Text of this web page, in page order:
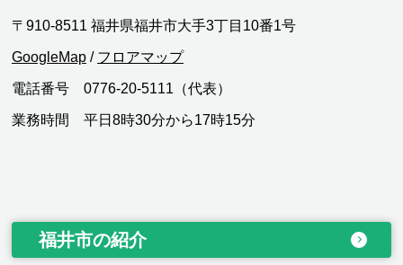
〒910-8511 福井県福井市大手3丁目10番1号
GoogleMap / フロアマップ
電話番号 0776-20-5111（代表）
業務時間 平日8時30分から17時15分
福井市の紹介